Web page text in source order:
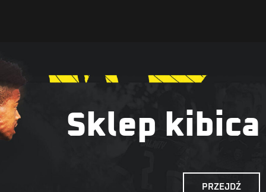
Sklep kibica
PRZEJDŹ